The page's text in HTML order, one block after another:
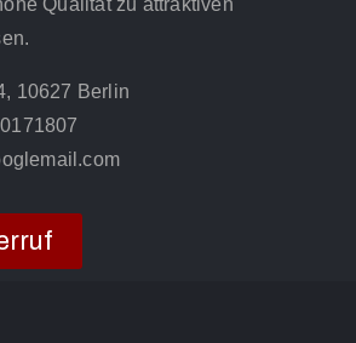
Qualität zu attraktiven
10627 Berlin